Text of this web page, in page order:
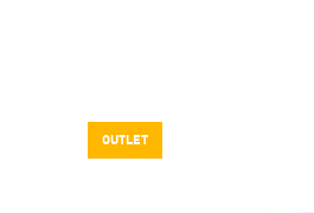
OUTLET